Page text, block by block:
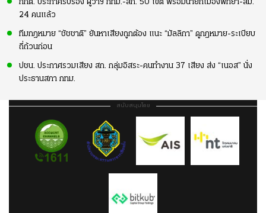
กกต. ประกาศรับรอง ผู้ว่าฯ กทม.-สก. 50 เขต พร้อมนายกเมืองพัทยา-สม.
24 คนแล้ว
ทีมกฎหมาย “ชัชชาติ” ยันหาเสียงถูกต้อง แนะ “มัลลิกา” ดูกฎหมาย-ระเบียบ
ถี่ถ้วนก่อน
ปชน. ประกาศรวมเสียง สก. กลุ่มอิสระ-คนทำงาน 37 เสียง ส่ง “เนอส” นั่ง
ประธานสภา กทม.
สนับสนุนโดย